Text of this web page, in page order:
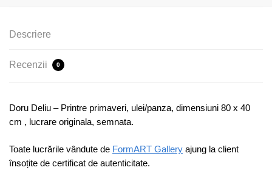
Descriere
Recenzii 0
Doru Deliu – Printre primaveri, ulei/panza, dimensiuni 80 x 40
cm , lucrare originala, semnata.
Toate lucrările vândute de FormART Gallery ajung la client
însoțite de certificat de autenticitate.